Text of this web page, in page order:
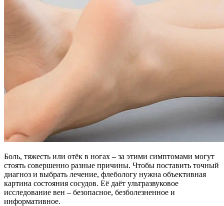
Боль, тяжесть или отёк в ногах – за этими симптомами могут
стоять совершенно разные причины. Чтобы поставить точный
диагноз и выбрать лечение, флебологу нужна объективная
картина состояния сосудов. Её даёт ультразвуковое
исследование вен – безопасное, безболезненное и
информативное.